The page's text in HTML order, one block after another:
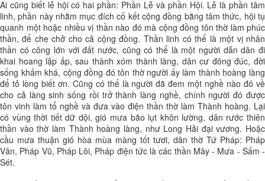
Ai cũng biết lễ hội có hai phần: Phần Lễ và phần Hội. Lễ là phần tâm
linh, phần này nhằm mục đích cố kết cộng đồng bằng tâm thức, hội tụ
quanh một hoặc nhiều vị thần nào đó mà cộng đồng tôn thờ làm phúc
thần, để che chở cho cả cộng đồng. Thần linh có thể là một vị nhân
thần có công lớn với đất nước, cũng có thể là một người dẫn dân đi
khai hoang lập ấp, sau thành xóm thành làng, dân cư đông đúc, đời
sống khấm khá, cộng đồng đó tôn thờ người ấy làm thành hoàng làng
để tỏ lòng biết ơn. Cũng có thể là người đã đem một nghề nào đó về
cho cả làng sinh sống rồi trở thành làng nghề, chính người đó được
tôn vinh làm tổ nghề và đưa vào điện thần thờ làm Thành hoàng. Lại
có vùng thời tiết dữ dội, gió mưa bão lụt khôn lường, dân rước thiên
thần vào thờ làm Thành hoàng làng, như Long Hải đại vương. Hoặc
cầu mưa thuận gió hòa mùa màng tốt tươi, dân thờ Tứ Pháp: Pháp
Vân, Pháp Vũ, Pháp Lôi, Pháp điện tức là các thần Mây - Mưa - Sấm -
Sét.